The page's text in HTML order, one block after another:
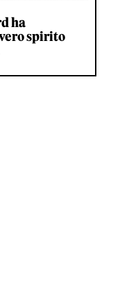
ha
spirito